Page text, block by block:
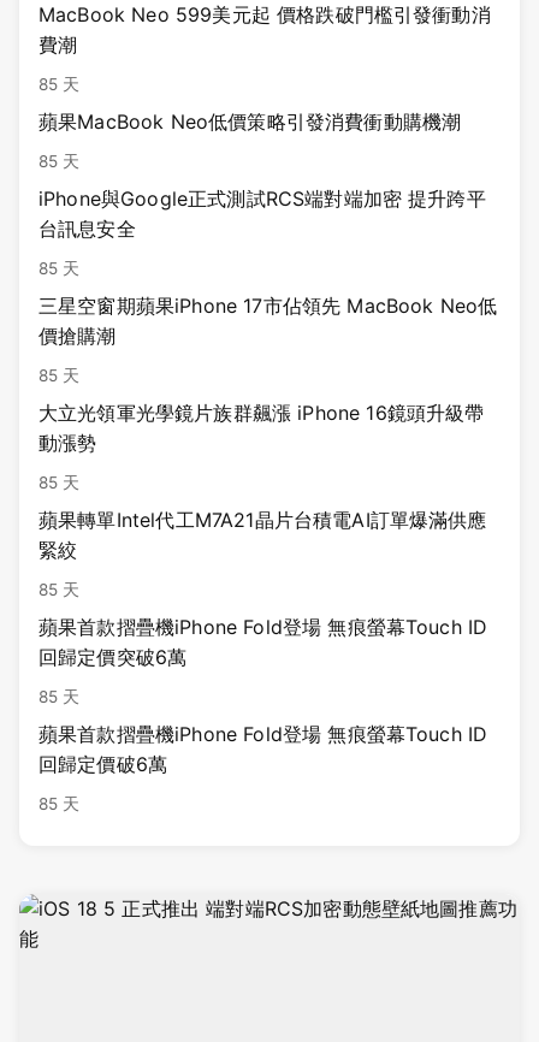
MacBook Neo 599美元起 價格跌破門檻引發衝動消
費潮
85 天
蘋果MacBook Neo低價策略引發消費衝動購機潮
85 天
iPhone與Google正式測試RCS端對端加密 提升跨平
台訊息安全
85 天
三星空窗期蘋果iPhone 17市佔領先 MacBook Neo低
價搶購潮
85 天
大立光領軍光學鏡片族群飆漲 iPhone 16鏡頭升級帶
動漲勢
85 天
蘋果轉單Intel代工M7A21晶片台積電AI訂單爆滿供應
緊絞
85 天
蘋果首款摺疊機iPhone Fold登場 無痕螢幕Touch ID
回歸定價突破6萬
85 天
蘋果首款摺疊機iPhone Fold登場 無痕螢幕Touch ID
回歸定價破6萬
85 天